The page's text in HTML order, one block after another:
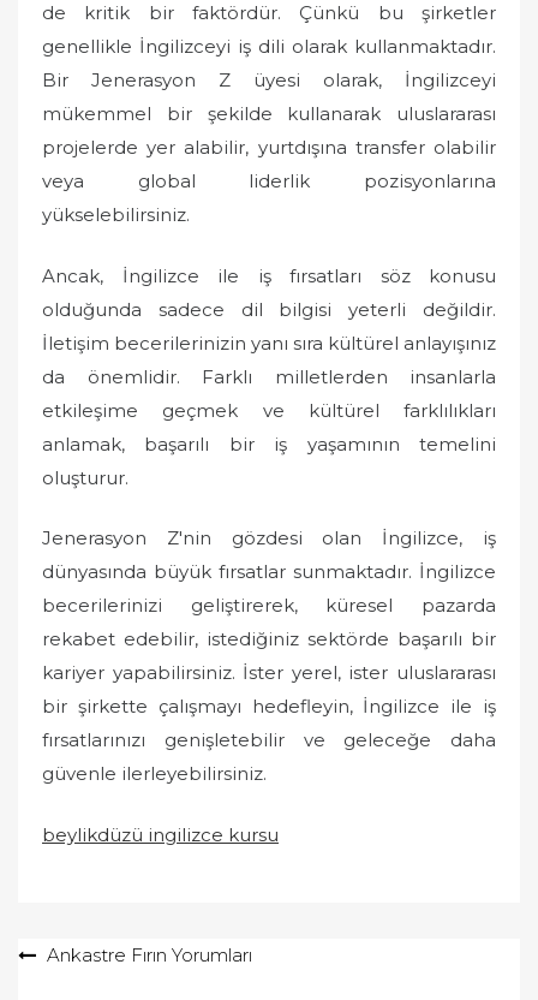
de kritik bir faktördür. Çünkü bu şirketler
genellikle İngilizceyi iş dili olarak kullanmaktadır.
Bir Jenerasyon Z üyesi olarak, İngilizceyi
mükemmel bir şekilde kullanarak uluslararası
projelerde yer alabilir, yurtdışına transfer olabilir
veya global liderlik pozisyonlarına
yükselebilirsiniz.
Ancak, İngilizce ile iş fırsatları söz konusu
olduğunda sadece dil bilgisi yeterli değildir.
İletişim becerilerinizin yanı sıra kültürel anlayışınız
da önemlidir. Farklı milletlerden insanlarla
etkileşime geçmek ve kültürel farklılıkları
anlamak, başarılı bir iş yaşamının temelini
oluşturur.
Jenerasyon Z'nin gözdesi olan İngilizce, iş
dünyasında büyük fırsatlar sunmaktadır. İngilizce
becerilerinizi geliştirerek, küresel pazarda
rekabet edebilir, istediğiniz sektörde başarılı bir
kariyer yapabilirsiniz. İster yerel, ister uluslararası
bir şirkette çalışmayı hedefleyin, İngilizce ile iş
fırsatlarınızı genişletebilir ve geleceğe daha
güvenle ilerleyebilirsiniz.
beylikdüzü ingilizce kursu
YazıAnkastre Fırın Yorumları